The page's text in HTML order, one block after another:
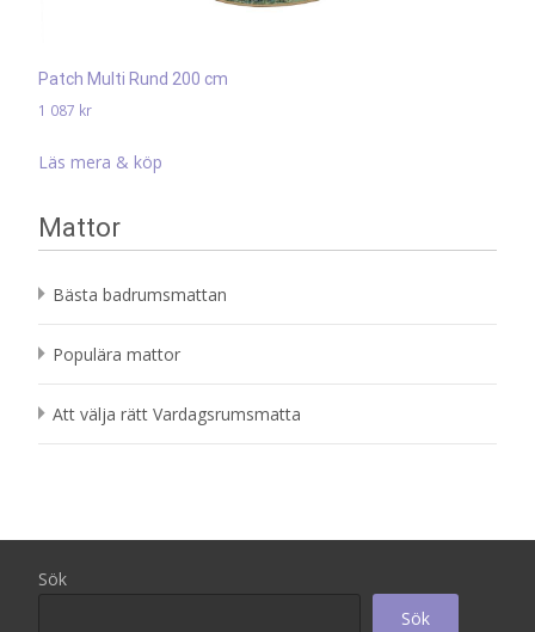
Patch Multi Rund 200 cm
1 087 kr
Läs mera & köp
Mattor
Bästa badrumsmattan
Populära mattor
Att välja rätt Vardagsrumsmatta
Sök
Sök